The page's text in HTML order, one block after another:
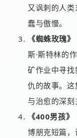
又讽刺的人
蠢与傲慢。
《蜘蛛玫瑰
斯·斯特林的
矿作业中寻
仇的故事。
与治愈的深刻
《400男孩》
博朋克短篇